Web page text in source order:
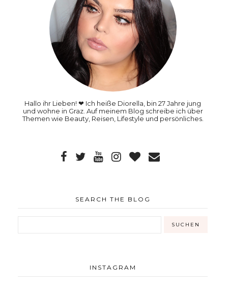
Hallo ihr Lieben! ❤ Ich heiße Diorella, bin 27 Jahre jung
und wohne in Graz. Auf meinem Blog schreibe ich über
Themen wie Beauty, Reisen, Lifestyle und persönliches.
SEARCH THE BLOG
INSTAGRAM